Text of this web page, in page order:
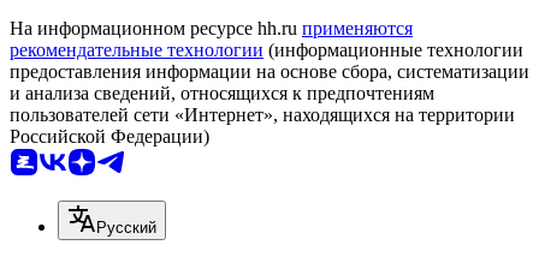
На информационном ресурсе hh.ru применяются
рекомендательные технологии (информационные технологии
предоставления информации на основе сбора, систематизации
и анализа сведений, относящихся к предпочтениям
пользователей сети «Интернет», находящихся на территории
Российской Федерации)
Русский